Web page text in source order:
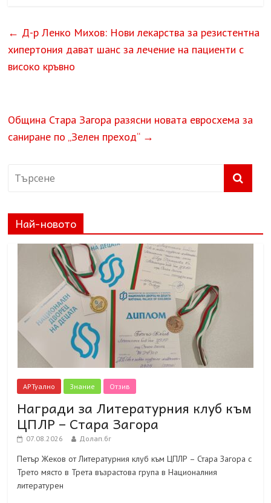
← Д-р Ленко Михов: Нови лекарства за резистентна
хипертония дават шанс за лечение на пациенти с
високо кръвно
Община Стара Загора разясни новата евросхема за
саниране по „Зелен преход“ →
Най-новото
АРТуално Знание Отзив
Награди за Литературния клуб към
ЦПЛР – Стара Загора
07.08.2026 Долап.бг
Петър Жеков от Литературния клуб към ЦПЛР – Стара Загора с
Трето място в Трета възрастова група в Националния
литературен